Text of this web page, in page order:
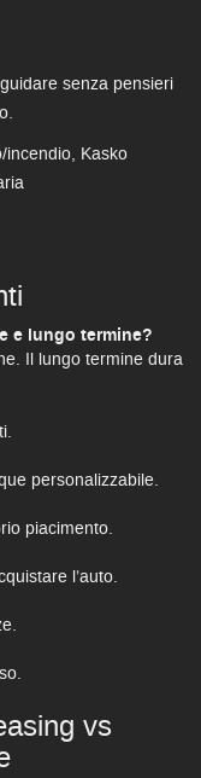
senza pensieri
incendio, Kasko
e lungo termine?
Il lungo termine dura
personalizzabile.
piacimento.
l’auto.
vs